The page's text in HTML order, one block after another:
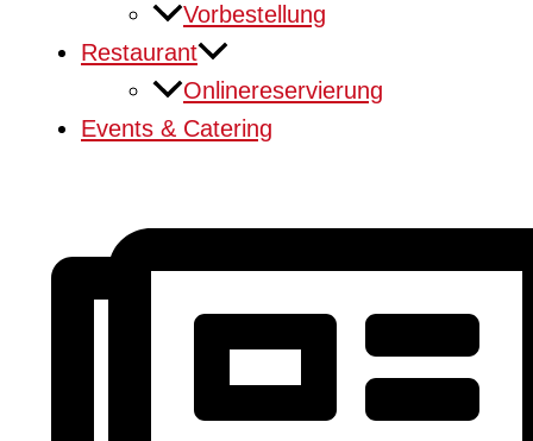
Vorbestellung
Restaurant
Onlinereservierung
Events & Catering